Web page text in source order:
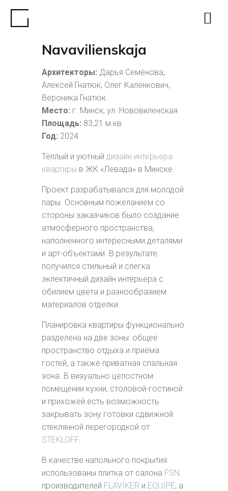
Navavilienskaja
Архитекторы: Дарья Семёнова,
Алексей Гнатюк, Олег Каленкович,
Вероника Гнатюк
Место: г. Минск, ул. Нововиленская
Площадь: 83,21 м.кв.
Год: 2024
Тёплый и уютный дизайн интерьера
квартиры в ЖК «Левада» в Минске.
Проект разрабатывался для молодой
пары. Основным пожеланием со
стороны заказчиков было создание
атмосферного пространства,
наполненного интересными деталями
и арт-объектами. В результате
получился стильный и слегка
эклектичный дизайн интерьера с
обилием цвета и разнообразием
материалов отделки.
Планировка квартиры функционально
разделена на две зоны: общее
пространство отдыха и приёма
гостей, а также приватная спальная
зона. В визуально целостном
помещении кухни, столовой-гостиной
и прихожей есть возможность
закрывать зону готовки сдвижной
стеклянной перегородкой от
STEKLOFF.
В качестве напольного покрытия
использованы плитка от салона FSN
производителей FLAVIKER и EQUIPE, а